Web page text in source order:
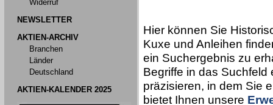
Widerruf
NEWSLETTER
AKTIEN-ARCHIV
Branchen
Länder
Deutschland
AKTIEN-KALENDER 2025
Hier können Sie
Kuxe und Anleihen
ein Suchergebnis zu
Begriffe in das
präzisieren, in dem Sie
bietet Ihnen unsere